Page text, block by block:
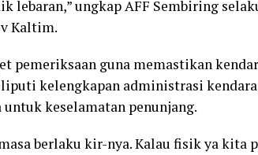
lebaran,” ungkap AFF Sembiring
Kaltim.
pemeriksaan guna memastikan
kelengkapan administrasi
keselamatan penunjang.
berlaku kir-nya. Kalau fisik ya kita